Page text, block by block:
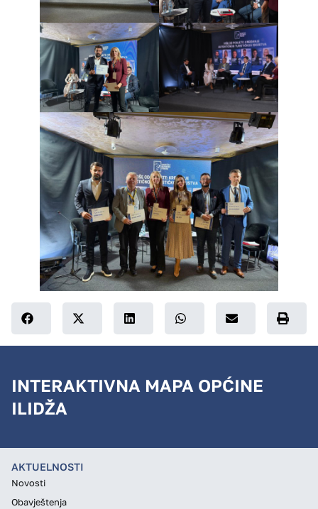
INTERAKTIVNA MAPA OPĆINE
ILIDŽA
AKTUELNOSTI
Novosti
Obavještenja